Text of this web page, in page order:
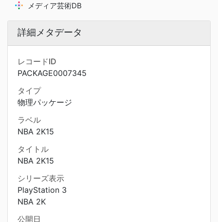
メディア芸術DB
詳細メタデータ
レコードID
PACKAGE0007345
タイプ
物理パッケージ
ラベル
NBA 2K15
タイトル
NBA 2K15
シリーズ表示
PlayStation 3
NBA 2K
公開日